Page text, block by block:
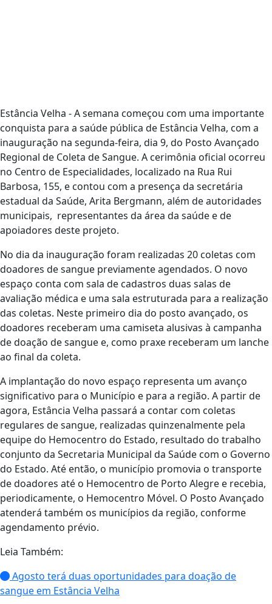
Estância Velha - A semana começou com uma importante
conquista para a saúde pública de Estância Velha, com a
inauguração na segunda-feira, dia 9, do Posto Avançado
Regional de Coleta de Sangue. A cerimônia oficial ocorreu
no Centro de Especialidades, localizado na Rua Rui
Barbosa, 155, e contou com a presença da secretária
estadual da Saúde, Arita Bergmann, além de autoridades
municipais, representantes da área da saúde e de
apoiadores deste projeto.
No dia da inauguração foram realizadas 20 coletas com
doadores de sangue previamente agendados. O novo
espaço conta com sala de cadastros duas salas de
avaliação médica e uma sala estruturada para a realização
das coletas. Neste primeiro dia do posto avançado, os
doadores receberam uma camiseta alusivas à campanha
de doação de sangue e, como praxe receberam um lanche
ao final da coleta.
A implantação do novo espaço representa um avanço
significativo para o Município e para a região. A partir de
agora, Estância Velha passará a contar com coletas
regulares de sangue, realizadas quinzenalmente pela
equipe do Hemocentro do Estado, resultado do trabalho
conjunto da Secretaria Municipal da Saúde com o Governo
do Estado. Até então, o município promovia o transporte
de doadores até o Hemocentro de Porto Alegre e recebia,
periodicamente, o Hemocentro Móvel. O Posto Avançado
atenderá também os municípios da região, conforme
agendamento prévio.
Leia Também:
Agosto terá duas oportunidades para doação de
sangue em Estância Velha